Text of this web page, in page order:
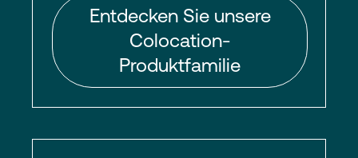
Entdecken Sie unsere
Colocation-
Produktfamilie